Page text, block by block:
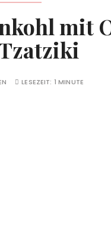
mit
LESEZEIT: 1 MINUTE